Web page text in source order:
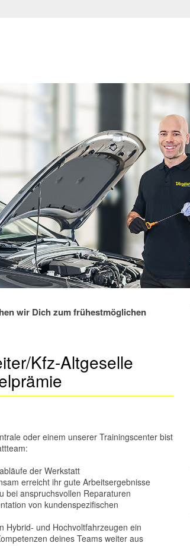
wir Dich zum frühestmöglichen
Kfz-Altgeselle
oder einem unserer Trainingscenter bist
der Werkstatt
erreicht ihr gute Arbeitsergebnisse
bei anspruchsvollen Reparaturen
von kundenspezifischen
Hybrid- und Hochvoltfahrzeugen ein
deines Teams weiter aus